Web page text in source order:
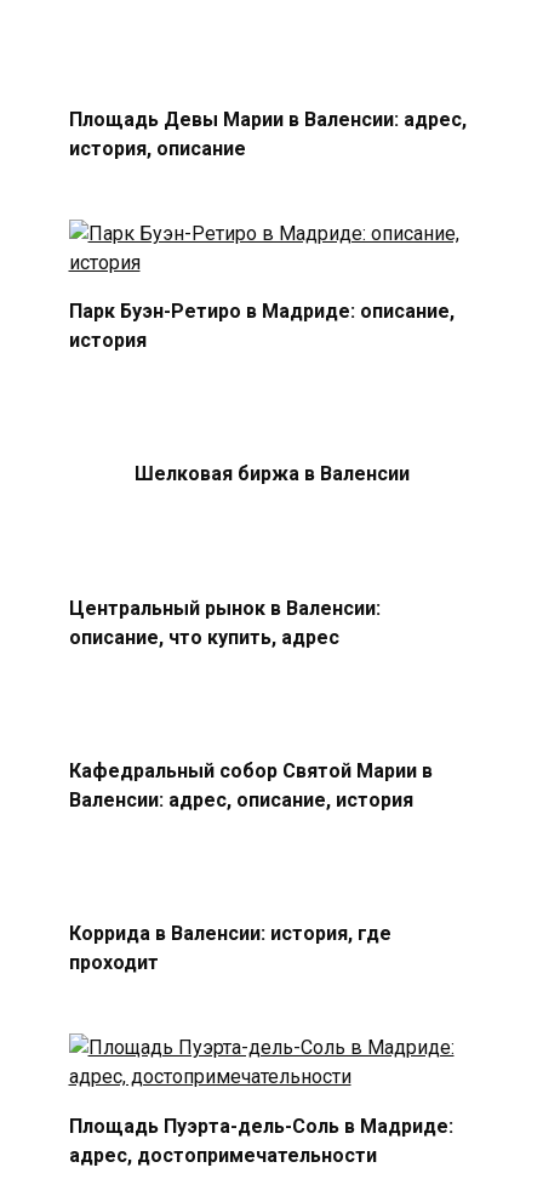
Площадь Девы Марии в Валенсии: адрес,
история, описание
Парк Буэн-Ретиро в Мадриде: описание,
история
Шелковая биржа в Валенсии
Центральный рынок в Валенсии:
описание, что купить, адрес
Кафедральный собор Святой Марии в
Валенсии: адрес, описание, история
Коррида в Валенсии: история, где
проходит
Площадь Пуэрта-дель-Соль в Мадриде:
адрес, достопримечательности